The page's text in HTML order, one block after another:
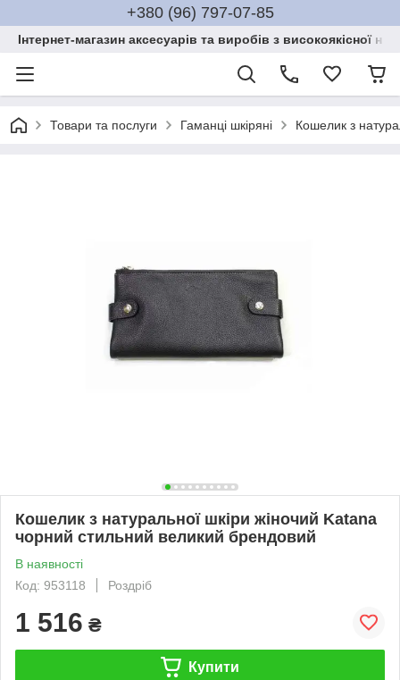
+380 (96) 797-07-85
Інтернет-магазин аксесуарів та виробів з високоякісної
Товари та послуги Гаманці шкіряні Кошелик з
Кошелик з натуральної шкіри жіночий Katana
чорний стильний великий брендовий
В наявності
Код: 953118
Роздріб
1 516 ₴
Купити